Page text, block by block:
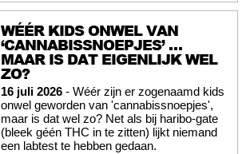
WÉÉR KIDS ONWEL VAN
‘CANNABISSNOEPJES’ …
MAAR IS DAT EIGENLIJK WEL
ZO?
16 juli 2026 - Wéér zijn er zogenaamd kids
onwel geworden van 'cannabissnoepjes',
maar is dat wel zo? Net als bij haribo-gate
(bleek géén THC in te zitten) lijkt niemand
een labtest te hebben gedaan.